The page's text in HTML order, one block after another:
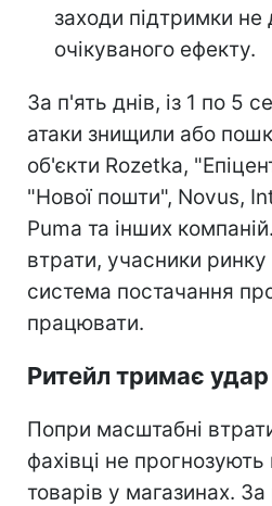
заходи підтримки не
очікуваного ефекту.
За п'ять днів, із 1 по 5
атаки знищили або
об'єкти Rozetka,
"Нової пошти", Novus,
Puma та інших
втрати, учасники ринку
система постачання
працювати.
Ритейл тримає удар
Попри масштабні
фахівці не
товарів у магазинах. За